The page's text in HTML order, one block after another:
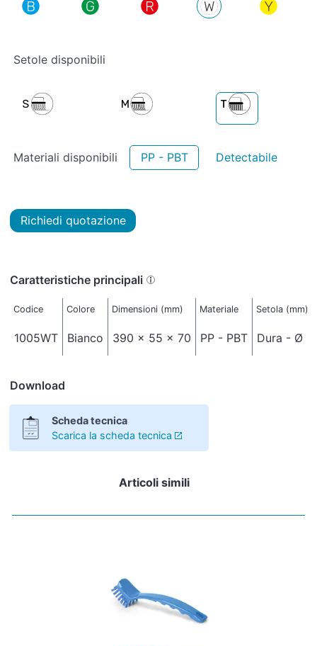
Setole disponibili
Materiali disponibili PP - PBT Detectabile
Richiedi quotazione
Caratteristiche principali
Codice Colore Dimensioni (mm) Materiale Setola (mm)
1005WT Bianco 390 x 55 x 70 PP - PBT Dura - Ø
Download
Scheda tecnica
Scarica la scheda tecnica
Articoli simili